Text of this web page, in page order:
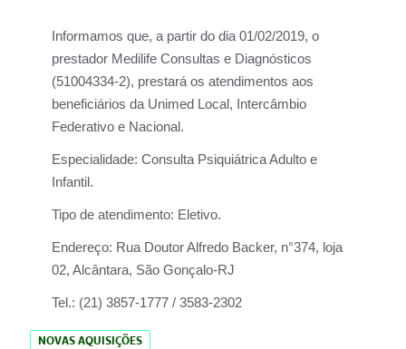
Informamos que, a partir do dia 01/02/2019, o
prestador Medilife Consultas e Diagnósticos
(51004334-2), prestará os atendimentos aos
beneficiários da Unimed Local, Intercâmbio
Federativo e Nacional.
Especialidade: Consulta Psiquiátrica Adulto e
Infantil.
Tipo de atendimento: Eletivo.
Endereço: Rua Doutor Alfredo Backer, n°374, loja
02, Alcântara, São Gonçalo-RJ
Tel.: (21) 3857-1777 / 3583-2302
NOVAS AQUISIÇÕES